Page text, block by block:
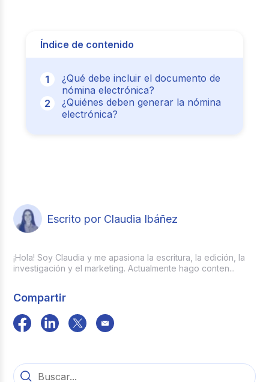
Índice de contenido
¿Qué debe incluir el documento de
nómina electrónica?
¿Quiénes deben generar la nómina
electrónica?
Escrito por Claudia Ibáñez
¡Hola! Soy Claudia y me apasiona la escritura, la edición, la
investigación y el marketing. Actualmente hago conten...
Compartir